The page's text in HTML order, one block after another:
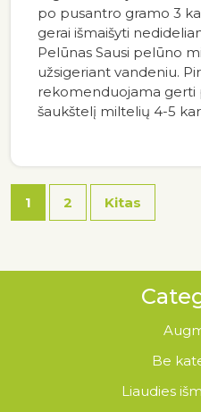
po pusantro gramo 3
gerai išmaišyti
Pelūnas Sausi pelūno
užsigeriant vandeniu.
rekomenduojama gerti
šaukštelį miltelių 4-5
1 2 Kitas
Be
Liaudies